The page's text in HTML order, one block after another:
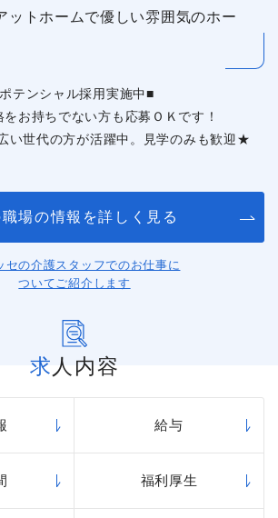
ットホームで優しい雰囲気のホー
テンシャル採用実施中■
お持ちでない方も応募ＯＫです！
い世代の方が活躍中。見学のみも歓迎★
職場の情報を詳しく見る
セの介護スタッフでのお仕事に
ついてご紹介します
求人内容
給与
福利厚生